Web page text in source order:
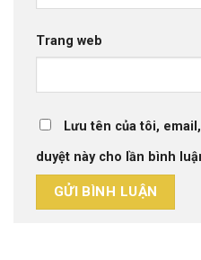
Trang web
Lưu tên của tôi,
duyệt này cho lần bình